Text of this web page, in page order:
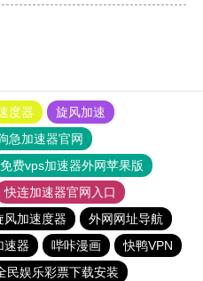
度器
旋风加速
急加速器官网
免费vps加速器外网苹果版
快连加速器官网入口
风加速度器
外网网址导航
速器 哔咔漫画
快鸭VPN
民娱乐彩票下载安装